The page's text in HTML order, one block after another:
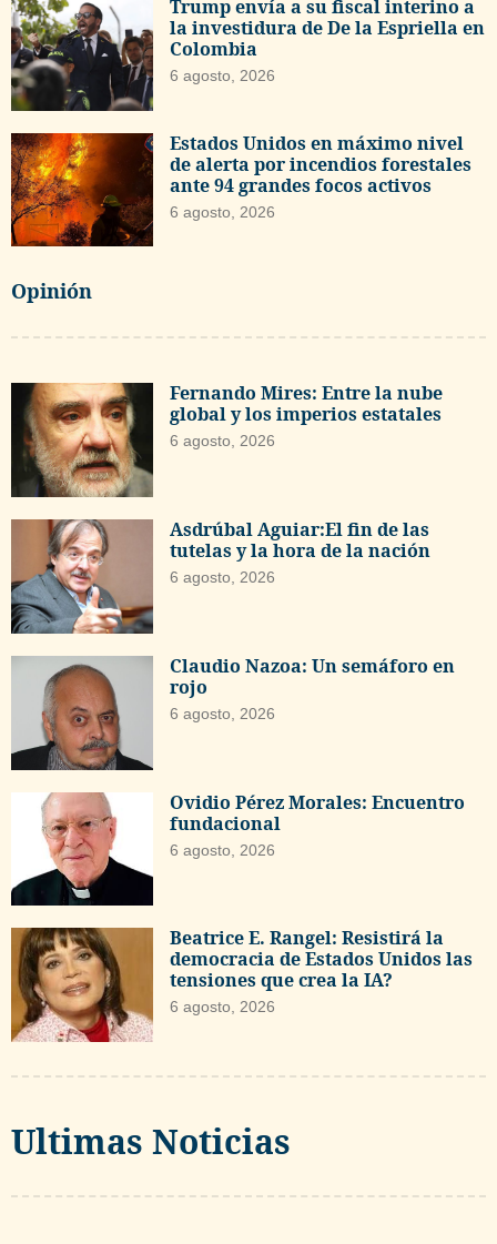
Trump envía a su fiscal interino a
la investidura de De la Espriella en
Colombia
6 agosto, 2026
Estados Unidos en máximo nivel
de alerta por incendios forestales
ante 94 grandes focos activos
6 agosto, 2026
Opinión
Fernando Mires: Entre la nube
global y los imperios estatales
6 agosto, 2026
Asdrúbal Aguiar:El fin de las
tutelas y la hora de la nación
6 agosto, 2026
Claudio Nazoa: Un semáforo en
rojo
6 agosto, 2026
Ovidio Pérez Morales: Encuentro
fundacional
6 agosto, 2026
Beatrice E. Rangel: Resistirá la
democracia de Estados Unidos las
tensiones que crea la IA?
6 agosto, 2026
Ultimas Noticias